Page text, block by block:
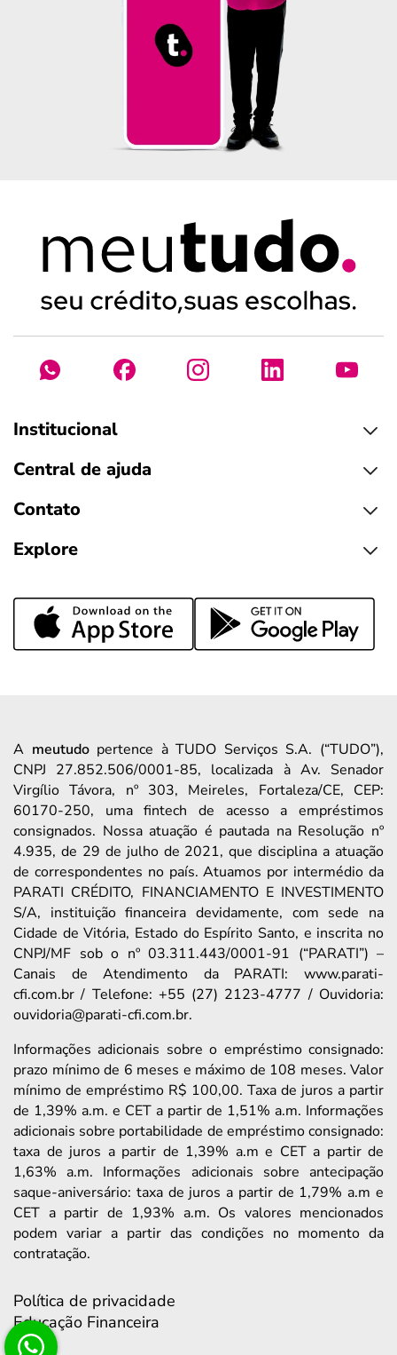
Institucional
Central de ajuda
Contato
Explore
A meutudopertence à TUDO Serviços S.A. (“TUDO”),
CNPJ 27.852.506/0001-85, localizada à Av. Senador
Virgílio Távora, nº 303, Meireles, Fortaleza/CE, CEP:
60170-250, uma fintech de acesso a empréstimos
consignados. Nossa atuação é pautada na Resolução nº
4.935, de 29 de julho de 2021, que disciplina a atuação
de correspondentes no país. Atuamos por intermédio da
PARATI CRÉDITO, FINANCIAMENTO E INVESTIMENTO
S/A, instituição financeira devidamente, com sede na
Cidade de Vitória, Estado do Espírito Santo, e inscrita no
CNPJ/MF sob o nº 03.311.443/0001-91 (“PARATI”) –
Canais de Atendimento da PARATI: www.parati-
cfi.com.br / Telefone: +55 (27) 2123-4777 / Ouvidoria:
ouvidoria@parati-cfi.com.br.
Informações adicionais sobre o empréstimo consignado:
prazo mínimo de 6 meses e máximo de 108 meses. Valor
mínimo de empréstimo R$ 100,00. Taxa de juros a partir
de 1,39% a.m. e CET a partir de 1,51% a.m. Informações
adicionais sobre portabilidade de empréstimo consignado:
taxa de juros a partir de 1,39% a.m e CET a partir de
1,63% a.m. Informações adicionais sobre antecipação
saque-aniversário: taxa de juros a partir de 1,79% a.m e
CET a partir de 1,93% a.m. Os valores mencionados
podem variar a partir das condições no momento da
contratação.
Política de privacidade
Educação Financeira